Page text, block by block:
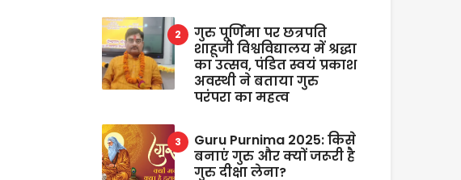
गुरु पूर्णिमा पर छत्रपति
शाहूजी विश्वविद्यालय में श्रद्धा
का उत्सव, पंडित स्वयं प्रकाश
अवस्थी ने बताया गुरु
परंपरा का महत्व
Guru Purnima 2025: किसे
बनाएं गुरु और क्यों जरूरी है
गुरु दीक्षा लेना?